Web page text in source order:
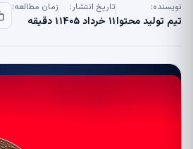
نویسنده:
تیم تولید محتوا
تاریخ انتشار:
۱۱ خرداد ۱۴۰۵
زمان مطالعه:
۱ دقیقه